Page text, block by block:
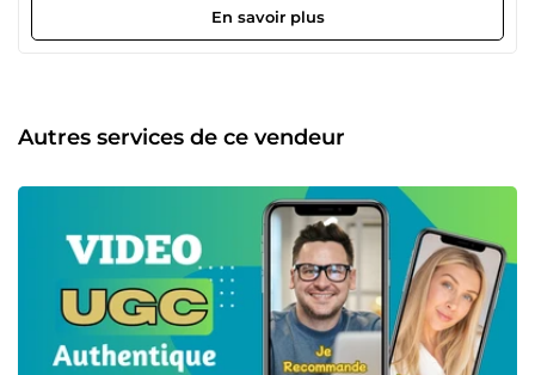
par la vidéo, je réalise également des montages
professionnels et des contenus UGC (User Generated
En savoir plus
Autres services de ce vendeur